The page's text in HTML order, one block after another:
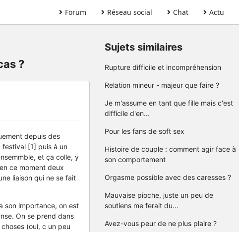
Forum Réseau social Chat Actu
?
depuis des
[1] puis à un
et ça colle, y
ce moment deux
liaison qui ne se fait
son importance, on est
On se prend dans
(oui, c un peu
Sujets similaires
Rupture difficile et incompréhension
Relation mineur - majeur que faire ?
Je m'assume en tant que fille mais c'est
difficile d'en...
Pour les fans de soft sex
Histoire de couple : comment agir face à
son comportement
Orgasme possible avec des caresses ?
Mauvaise pioche, juste un peu de
soutiens me ferait du...
Avez-vous peur de ne plus plaire ?